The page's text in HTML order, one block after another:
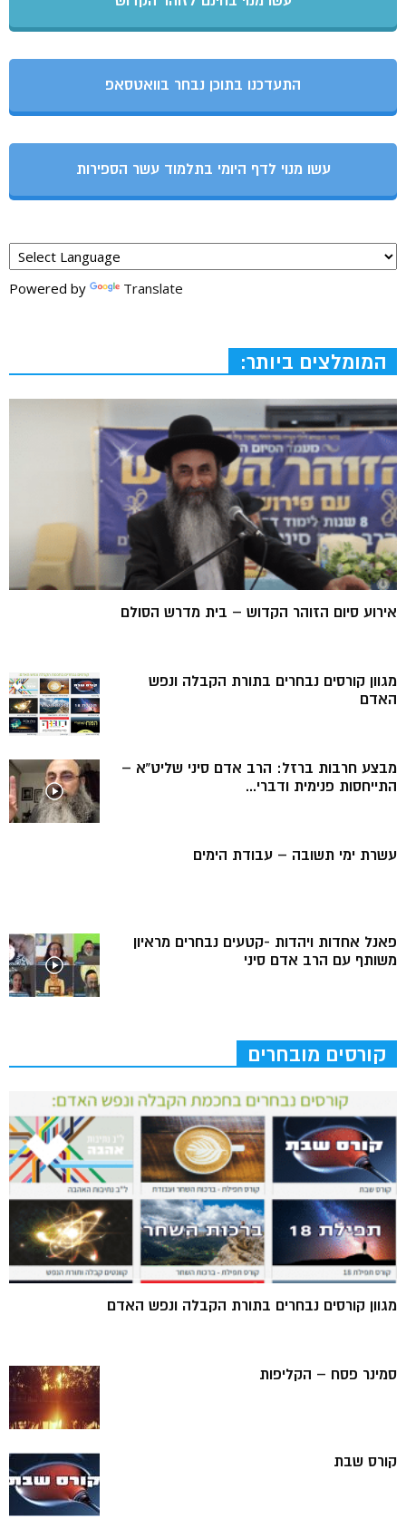
התעדכנו בתוכן נבחר בוואטסאפ
עשו מנוי לדף היומי בתלמוד עשר הספירות
Powered by Translate
המומלצים ביותר:
אירוע סיום הזוהר הקדוש – בית מדרש הסולם
מגוון קורסים נבחרים בתורת הקבלה ונפש
האדם
מבצע חרבות ברזל: הרב אדם סיני שליט”א –
התייחסות פנימית ודברי...
עשרת ימי תשובה – עבודת הימים
פאנל אחדות ויהדות -קטעים נבחרים מראיון
משותף עם הרב אדם סיני
קורסים מובחרים
מגוון קורסים נבחרים בתורת הקבלה ונפש האדם
סמינר פסח – הקליפות
קורס שבת